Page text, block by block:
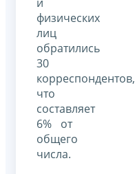
физических
лиц
обратились
30
корреспондентов,
что
составляет
6% от
общего
числа.